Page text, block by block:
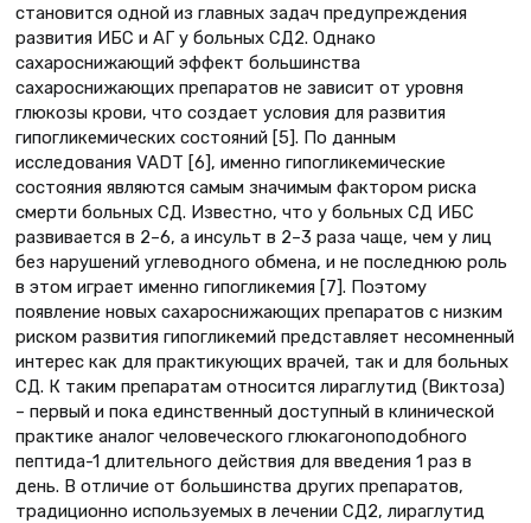
становится одной из главных задач предупреждения
развития ИБС и АГ у больных СД2. Однако
сахароснижающий эффект большинства
сахароснижающих препаратов не зависит от уровня
глюкозы крови, что создает условия для развития
гипогликемических состояний [5]. По данным
исследования VADT [6], именно гипогликемические
состояния являются самым значимым фактором риска
смерти больных СД. Известно, что у больных СД ИБС
развивается в 2–6, а инсульт в 2–3 раза чаще, чем у лиц
без нарушений углеводного обмена, и не последнюю роль
в этом играет именно гипогликемия [7]. Поэтому
появление новых сахароснижающих препаратов с низким
риском развития гипогликемий представляет несомненный
интерес как для практикующих врачей, так и для больных
СД. К таким препаратам относится лираглутид (Виктоза)
– первый и пока единственный доступный в клинической
практике аналог человеческого глюкагоноподобного
пептида-1 длительного действия для введения 1 раз в
день. В отличие от большинства других препаратов,
традиционно используемых в лечении СД2, лираглутид